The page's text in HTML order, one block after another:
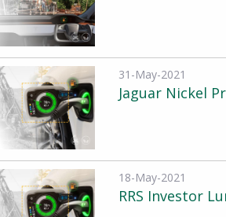
31-May-2021
Jaguar Nickel
18-May-2021
RRS Investor